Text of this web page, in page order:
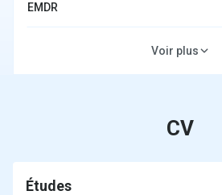
EMDR
Psychologie adolescents/étudiants
Voir plus
CV
Études